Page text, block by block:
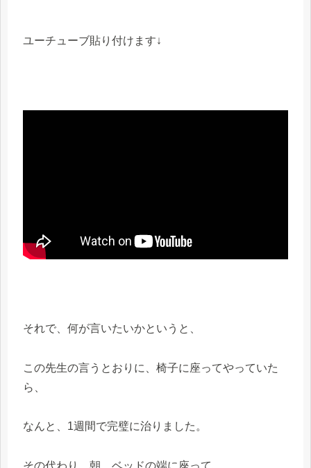
ユーチューブ貼り付けます↓
それで、何が言いたいかというと、
この先生の言うとおりに、椅子に座ってやっていた
ら、
なんと、1週間で完璧に治りました。